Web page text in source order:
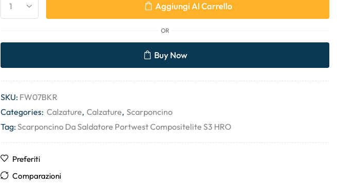
Aggiungi Al Carrello
OR
Buy Now
SKU: FW07BKR
Categories: Calzature, Calzature, Scarponcino
Tag:Scarponcino Da Saldatore Portwest Compositelite S3 HRO
Preferiti
Comparazioni